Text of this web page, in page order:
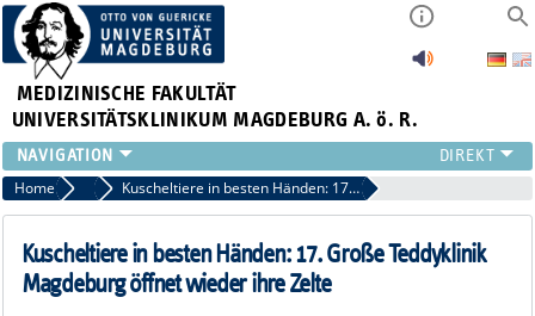
MEDIZINISCHE FAKULTÄT
UNIVERSITÄTSKLINIKUM MAGDEBURG A. ö. R.
INSTITUTE
KLINIKEN
ZENTRALE EINRICHTUNGEN
FORSCHUNG
Home Pressemitteilungen Kuscheltiere in besten Händen: 17. Große Teddyklinik Magdeburg öffnet wieder ihre Zelte
Kuscheltiere in besten Händen: 17. Große Teddyklinik
Magdeburg öffnet wieder ihre Zelte